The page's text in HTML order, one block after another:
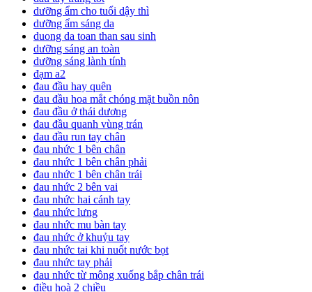
dưỡng ẩm cho tuổi dậy thì
dưỡng ẩm sáng da
duong da toan than sau sinh
dưỡng sáng an toàn
dưỡng sáng lành tính
đạm a2
đau đầu hay quên
đau đầu hoa mắt chóng mặt buồn nôn
đau đầu ở thái dương
đau đầu quanh vùng trán
đau đầu run tay chân
đau nhức 1 bên chân
đau nhức 1 bên chân phải
đau nhức 1 bên chân trái
đau nhức 2 bên vai
đau nhức hai cánh tay
đau nhức lưng
đau nhức mu bàn tay
đau nhức ở khuỷu tay
đau nhức tai khi nuốt nước bọt
đau nhức tay phải
đau nhức từ mông xuống bắp chân trái
điều hoà 2 chiều